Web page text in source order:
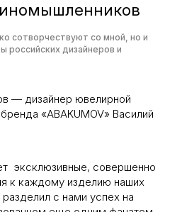
сотворчествуют со мной, но и
российских дизайнеров и
— дизайнер ювелирной
«ABAKUMOV» Василий
эксклюзивные, совершенно
к каждому изделию наших
с нами успех на